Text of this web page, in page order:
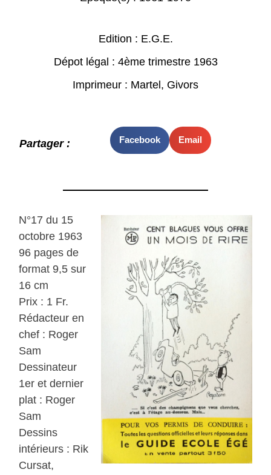
Edition : E.G.E.
Dépot légal : 4ème trimestre 1963
Imprimeur : Martel, Givors
Partager : Facebook Email
N°17 du 15
octobre 1963
96 pages de
format 9,5 sur
16 cm
Prix : 1 Fr.
Rédacteur en
chef : Roger
Sam
Dessinateur
1er et dernier
plat : Roger
Sam
Dessins
intérieurs : Rik
Cursat,